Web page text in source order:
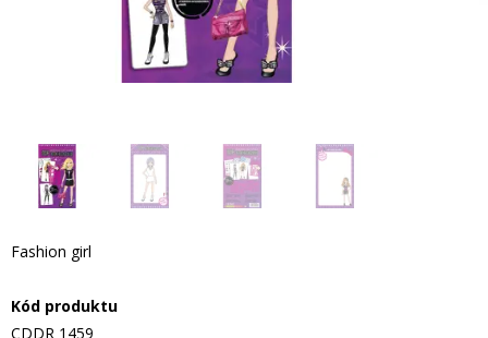
Fashion girl
Kód produktu
CDDR 1459